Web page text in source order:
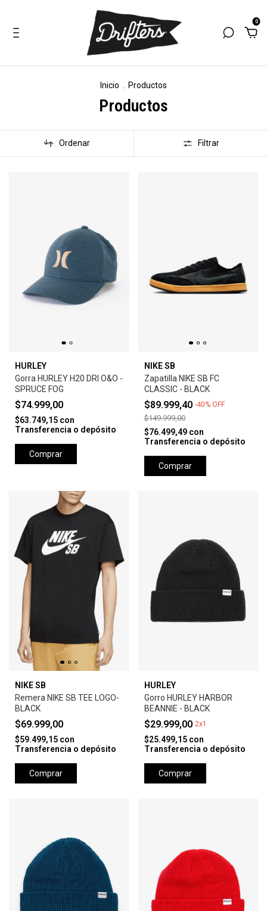
0
Inicio Productos
Productos
Ordenar Filtrar
HURLEY
Gorra HURLEY H20 DRI O&O -
SPRUCE FOG
$74.999,00
$63.749,15 con
Transferencia o depósito
Comprar
NIKE SB
Zapatilla NIKE SB FC
CLASSIC - BLACK
$89.999,40 -40% OFF
$149.999,00
$76.499,49 con
Transferencia o depósito
Comprar
NIKE SB
Remera NIKE SB TEE LOGO-
BLACK
$69.999,00
$59.499,15 con
Transferencia o depósito
Comprar
HURLEY
Gorro HURLEY HARBOR
BEANNIE - BLACK
$29.999,00 2x1
$25.499,15 con
Transferencia o depósito
Comprar